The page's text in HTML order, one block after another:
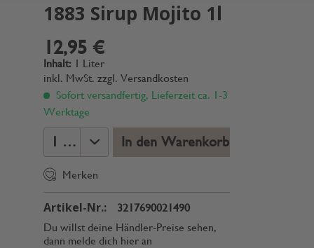
1883 Sirup Mojito 1l
12,95 €
Inhalt: 1 Liter
inkl. MwSt. zzgl. Versandkosten
Sofort versandfertig, Lieferzeit ca. 1-3
Werktage
In den Warenkorb
Merken
Artikel-Nr.:
3217690021490
Du willst deine Händler-Preise sehen,
dann melde dich hier an